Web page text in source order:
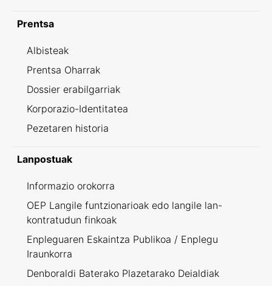
Prentsa
Albisteak
Prentsa Oharrak
Dossier erabilgarriak
Korporazio-Identitatea
Pezetaren historia
Lanpostuak
Informazio orokorra
OEP Langile funtzionarioak edo langile lan-
kontratudun finkoak
Enpleguaren Eskaintza Publikoa / Enplegu
Iraunkorra
Denboraldi Baterako Plazetarako Deialdiak